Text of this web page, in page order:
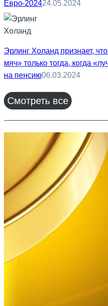
Евро-202424.05.2024
Эрлинг Холанд признает,
мяч» только тогда, когда
на пенсию06.03.2024
Смотреть все